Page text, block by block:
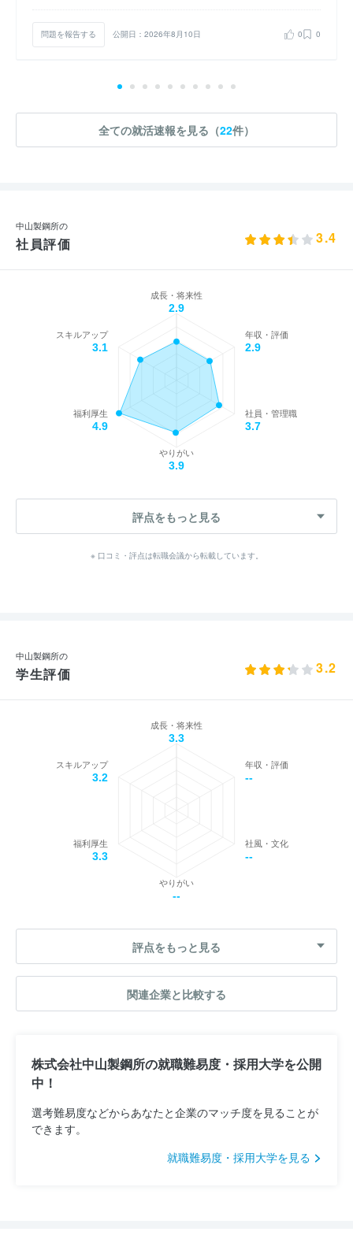
問題を報告する 公開日：2026年8月10日 0 0
全ての就活速報を見る（22件）
中山製鋼所の
社員評価 3.4
成長・将来性
2.9
年収・評価
2.9
社員・管理職
3.7
やりがい
3.9
福利厚生
4.9
スキルアップ
3.1
評点をもっと見る
※ 口コミ・評点は転職会議から転載しています。
中山製鋼所の
学生評価 3.2
成長・将来性
3.3
年収・評価
--
社風・文化
--
やりがい
--
福利厚生
3.3
スキルアップ
3.2
評点をもっと見る
関連企業と比較する
株式会社中山製鋼所の就職難易度・採用大学を公開
中！
選考難易度などからあなたと企業のマッチ度を見ることが
できます。
就職難易度・採用大学を見る